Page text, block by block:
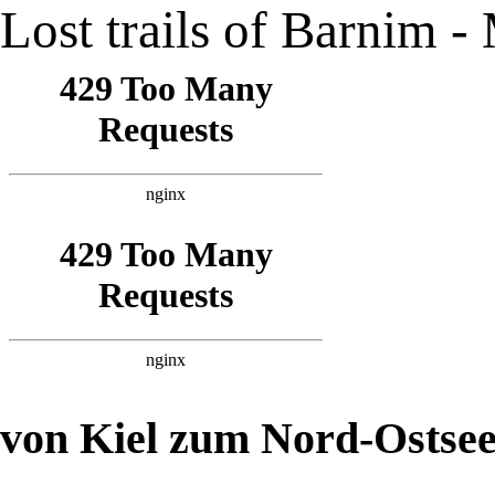
Lost trails of Barnim -
von Kiel zum Nord-